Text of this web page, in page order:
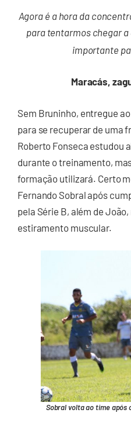
Agora é a hora da
para tentarmos chegar
importante
Maracás,
Sem Bruninho, entregue
para se recuperar de uma
Roberto Fonseca estudou
durante o treinamento,
formação utilizará. Certo
Fernando Sobral após
pela Série B, além de
estiramento muscular.
Sobral volta ao time após